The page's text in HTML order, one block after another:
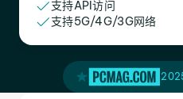
支持API访问
支持5G/4G/3G网络